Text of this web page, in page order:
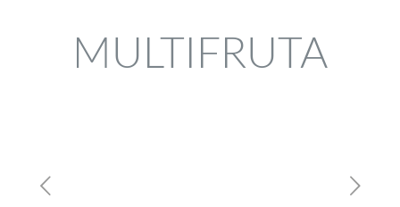
MULTIFRUTA